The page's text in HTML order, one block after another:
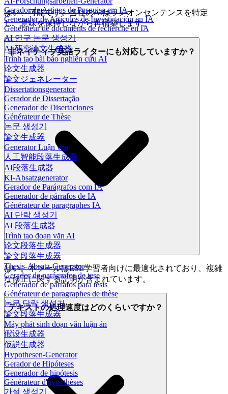
Gerador de Artigos de Pesquisa em IA
Generador de Artículos de Investigación en IA
Générateur de documents de recherche en IA
AI 연구 논문 생성기
AI 研究論文生成器
Trình tạo bài báo nghiên cứu AI
论文生成器
論文ジェネレーター
Dissertationsgenerator
Gerador de Dissertação
Generador de Disertaciones
Générateur de Thèse
논문 생성기
論文生成器
Generator Luận văn
人工智能段落生成器
AI段落生成器
KI-Absatzgenerator
Gerador de Parágrafos com IA
Generador de párrafos de IA
Générateur de paragraphes IA
AI 단락 생성기
AI 段落生成器
Trình tạo đoạn văn AI
论文段落生成器
論文段落生成器
Thesis-Absatz-Generator
Gerador de parágrafos de tese
Generador de párrafos para tesis
Générateur de paragraphes de thèse
논문 단락 생성기
論文段落生成器
Máy phát sinh đoạn văn luận án
假设生成器
仮説生成器
Hypothesen-Generator
Gerador de Hipóteses
Generador de hipótesis
Générateur d'hypothèses
가설 생성기
はい、可能です。当社のAIはランオンセンテンスを特定
し、意味を保持しながら再構築します。
非ネイティブ英語ライターにも対応していますか？
はい。本ツールはESL学習者向けに最適化されており、複雑
な修正に関する説明が含まれています。
テキストの処理速度はどのくらいですか？